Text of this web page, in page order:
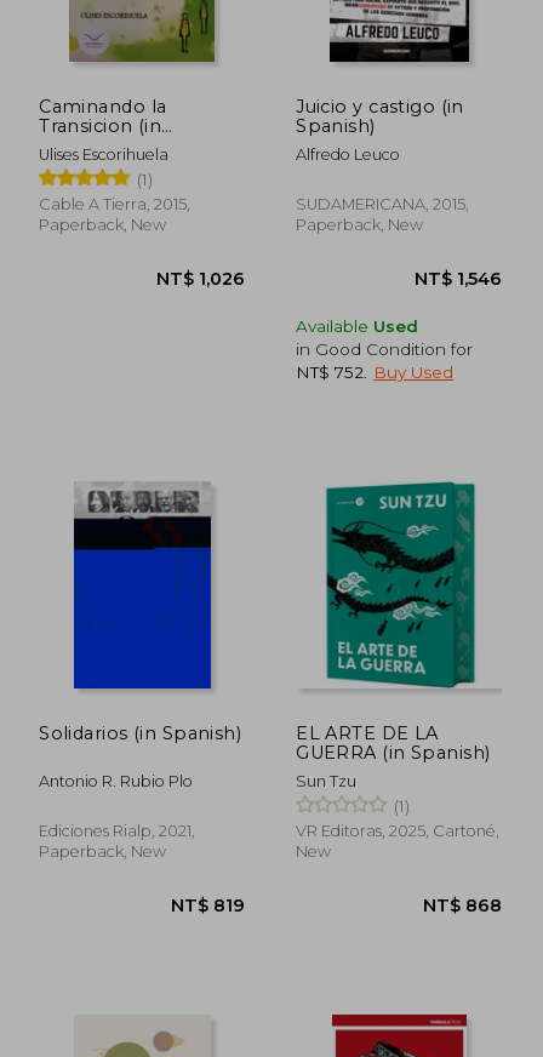
NT$ 924 NT$
Caminando la
Transicion (in
Spanish)
Ulises Escorihuela
(1)
Cable A Tierra, 2015,
Paperback, New
NT$ 1,026
Juicio y castigo (in
Spanish)
Alfredo Leuco
SUDAMERICANA, 2015,
Paperback, New
Available Used
in Good Condition for
NT$ 752
Buy Used
Solidarios (in Spanish)
Antonio R. Rubio Plo
Ediciones Rialp, 2021,
Paperback, New
EL ARTE DE LA
GUERRA (in Spanish)
Sun Tzu
(1)
VR Editoras, 2025, Cartoné,
New